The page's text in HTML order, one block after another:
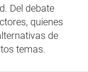
Del debate
quienes
de
temas.